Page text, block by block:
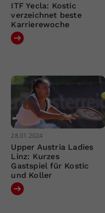
ITF Yecla: Kostic
verzeichnet beste
Karrierewoche
28.01.2024
Upper Austria Ladies
Linz: Kurzes
Gastspiel für Kostic
und Koller